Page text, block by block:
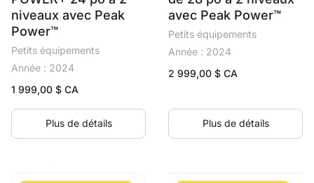
niveaux avec Peak
Power™
Petits équipements
Année : 2024
1 999,00 $ CA
Plus de détails
avec Peak Power™
Petits équipements
Année : 2024
2 999,00 $ CA
Plus de détails